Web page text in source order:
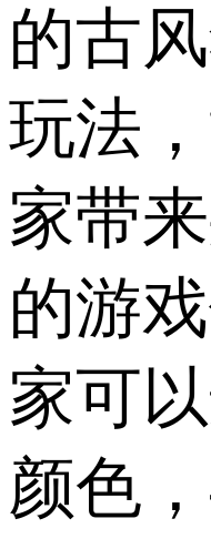
的古
玩法
家带
的游
家可
颜色